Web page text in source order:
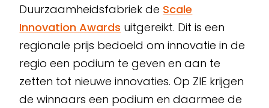
Duurzaamheidsfabriek de Scale
Innovation Awards uitgereikt. Dit is een
regionale prijs bedoeld om innovatie in de
regio een podium te geven en aan te
zetten tot nieuwe innovaties. Op ZIE krijgen
de winnaars een podium en daarmee de